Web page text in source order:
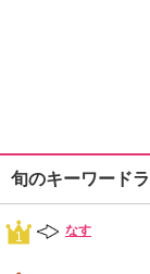
旬のキーワード
1 なす